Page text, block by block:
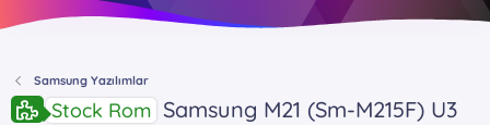
Samsung Yazılımlar
Stock Rom Samsung M21 (Sm-M215F) U3